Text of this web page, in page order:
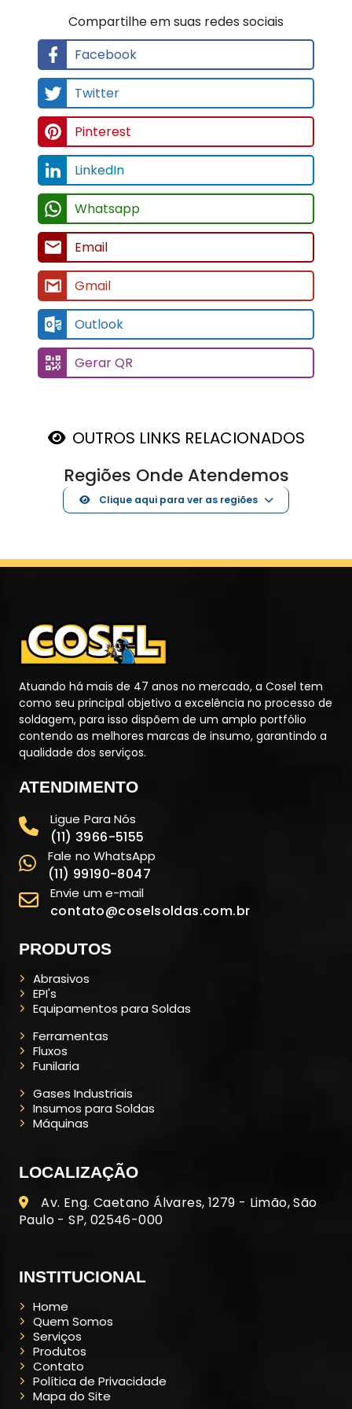
Compartilhe em suas redes sociais
Facebook
Twitter
Pinterest
LinkedIn
Whatsapp
Email
Gmail
Outlook
Gerar QR
OUTROS LINKS RELACIONADOS
Regiões Onde Atendemos
Clique aqui para ver as regiões
Atuando há mais de 47 anos no mercado, a Cosel tem
como seu principal objetivo a excelência no processo de
soldagem, para isso dispõem de um amplo portfólio
contendo as melhores marcas de insumo, garantindo a
qualidade dos serviços.
ATENDIMENTO
Ligue Para Nós
(11) 3966-5155
Fale no WhatsApp
(11) 99190-8047
Envie um e-mail
contato@coselsoldas.com.br
PRODUTOS
Abrasivos
EPI's
Equipamentos para Soldas
Ferramentas
Fluxos
Funilaria
Gases Industriais
Insumos para Soldas
Máquinas
LOCALIZAÇÃO
Av. Eng. Caetano Álvares, 1279 - Limão, São
Paulo - SP, 02546-000
INSTITUCIONAL
Home
Quem Somos
Serviços
Produtos
Contato
Política de Privacidade
Mapa do Site